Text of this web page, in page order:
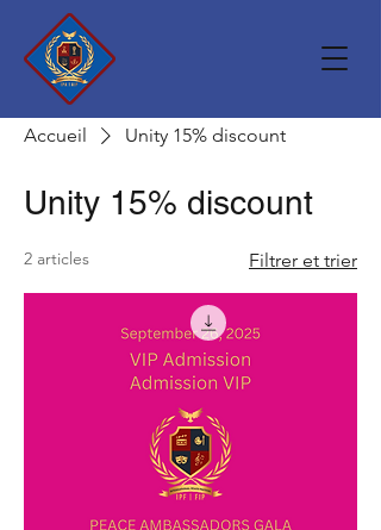
Accueil Unity 15% discount
Unity 15% discount
2 articles Filtrer et trier